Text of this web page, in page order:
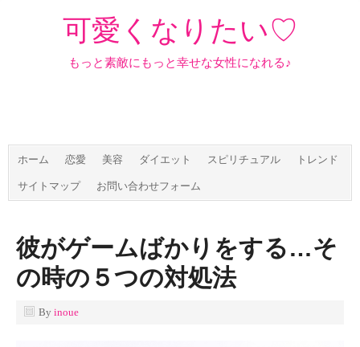
可愛くなりたい♡
もっと素敵にもっと幸せな女性になれる♪
ホーム 恋愛 美容 ダイエット スピリチュアル トレンド
サイトマップ お問い合わせフォーム
彼がゲームばかりをする…そ
の時の５つの対処法
By inoue